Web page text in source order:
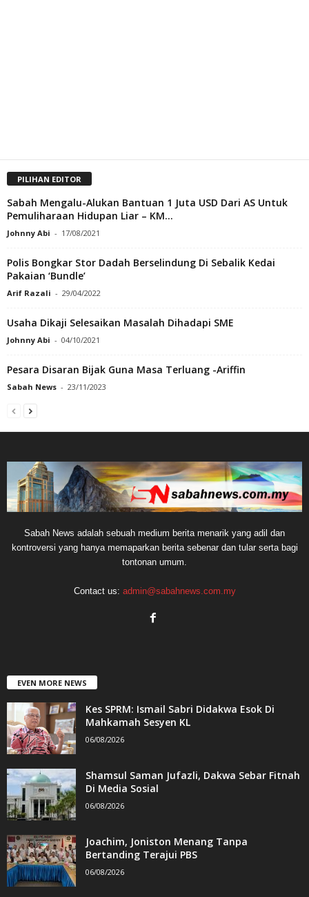
PILIHAN EDITOR
Sabah Mengalu-Alukan Bantuan 1 Juta USD Dari AS Untuk
Pemuliharaan Hidupan Liar – KM...
Johnny Abi - 17/08/2021
Polis Bongkar Stor Dadah Berselindung Di Sebalik Kedai
Pakaian ‘Bundle’
Arif Razali - 29/04/2022
Usaha Dikaji Selesaikan Masalah Dihadapi SME
Johnny Abi - 04/10/2021
Pesara Disaran Bijak Guna Masa Terluang -Ariffin
Sabah News - 23/11/2023
Sabah News adalah sebuah medium berita menarik yang adil dan
kontroversi yang hanya memaparkan berita sebenar dan tular serta bagi
tontonan umum.
Contact us: admin@sabahnews.com.my
EVEN MORE NEWS
Kes SPRM: Ismail Sabri Didakwa Esok Di
Mahkamah Sesyen KL
06/08/2026
Shamsul Saman Jufazli, Dakwa Sebar Fitnah
Di Media Sosial
06/08/2026
Joachim, Joniston Menang Tanpa
Bertanding Terajui PBS
06/08/2026